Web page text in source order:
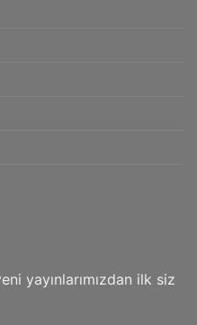
yayınlarımızdan ilk siz